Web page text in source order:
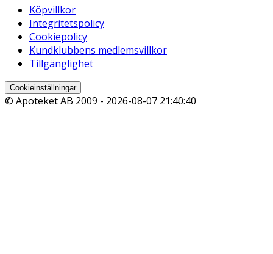
Köpvillkor
Integritetspolicy
Cookiepolicy
Kundklubbens medlemsvillkor
Tillgänglighet
Cookieinställningar
© Apoteket AB 2009 - 2026-08-07 21:40:40